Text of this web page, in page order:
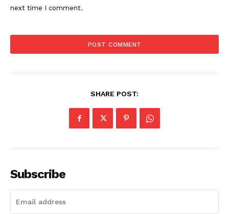
next time I comment.
SHARE POST:
Subscribe